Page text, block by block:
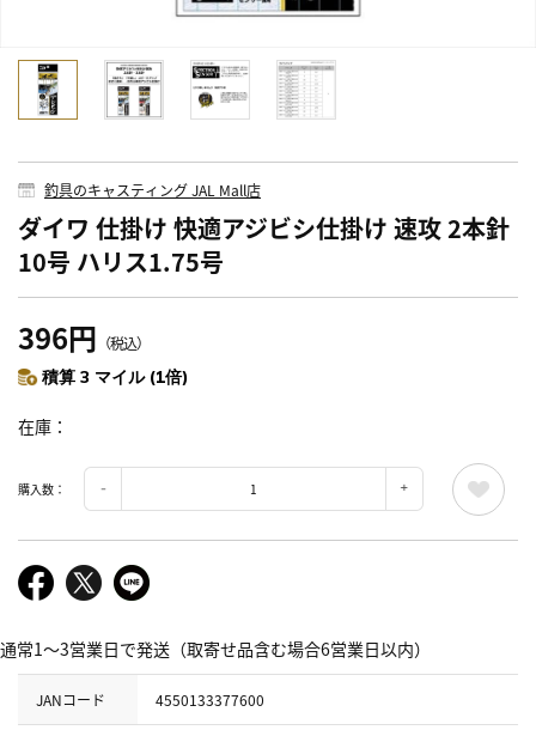
釣具のキャスティング JAL Mall店
ダイワ 仕掛け 快適アジビシ仕掛け 速攻 2本針
10号 ハリス1.75号
396円 （税込）
積算 3 マイル (1倍)
在庫
購入数：
通常1～3営業日で発送（取寄せ品含む場合6営業日以内）
JANコード 4550133377600